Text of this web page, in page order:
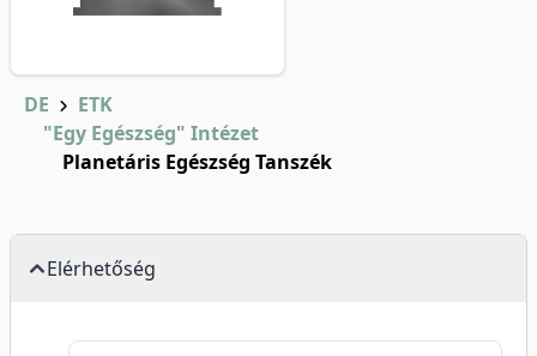
DE
ETK
"Egy Egészség" Intézet
Planetáris Egészség Tanszék
Elérhetőség